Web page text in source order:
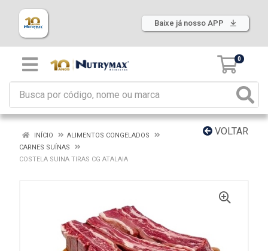
Baixe já nosso APP
0
VOLTAR
INÍCIO
ALIMENTOS CONGELADOS
CARNES SUÍNAS
COSTELA SUINA TIRAS CG ATALAIA